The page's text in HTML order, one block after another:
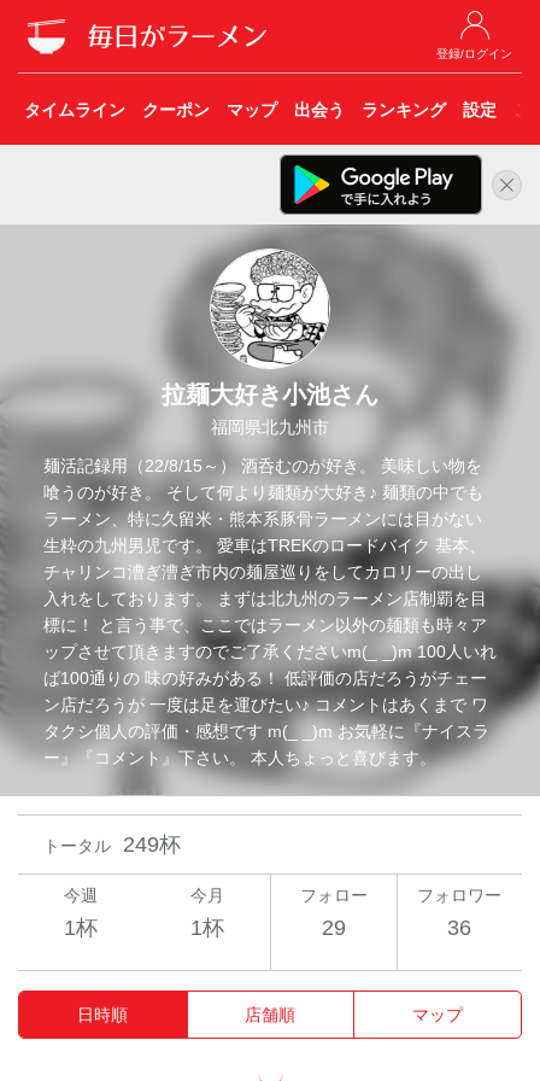
登録/ログイン
タイムライン クーポン マップ 出会う ランキング 設定 こ
拉麺大好き小池さん
福岡県北九州市
麺活記録用（22/8/15～） 酒呑むのが好き。 美味しい物を
喰うのが好き。 そして何より麺類が大好き♪ 麺類の中でも
ラーメン、特に久留米・熊本系豚骨ラーメンには目がない
生粋の九州男児です。 愛車はTREKのロードバイク 基本、
チャリンコ漕ぎ漕ぎ市内の麺屋巡りをしてカロリーの出し
入れをしております。 まずは北九州のラーメン店制覇を目
標に！ と言う事で、ここではラーメン以外の麺類も時々ア
ップさせて頂きますのでご了承くださいm(_ _)m 100人いれ
ば100通りの 味の好みがある！ 低評価の店だろうがチェー
ン店だろうが 一度は足を運びたい♪ コメントはあくまで ワ
タクシ個人の評価・感想です m(_ _)m お気軽に『ナイスラ
ー』『コメント』下さい。 本人ちょっと喜びます。
トータル 249杯
今週
1杯
今月
1杯
フォロー
29
フォロワー
36
日時順 店舗順 マップ